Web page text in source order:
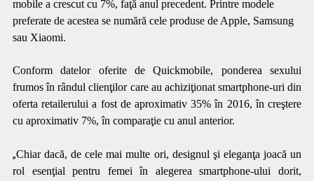
mobile a crescut cu 7%, faţă anul precedent. Printre modele
preferate de acestea se numără cele produse de Apple, Samsung
sau Xiaomi.
Conform datelor oferite de Quickmobile, ponderea sexului
frumos în rândul clienţilor care au achiziţionat smartphone-uri din
oferta retailerului a fost de aproximativ 35% în 2016, în creştere
cu aproximativ 7%, în comparaţie cu anul anterior.
„Chiar dacă, de cele mai multe ori, designul şi eleganţa joacă un
rol esenţial pentru femei în alegerea smartphone-ului dorit,